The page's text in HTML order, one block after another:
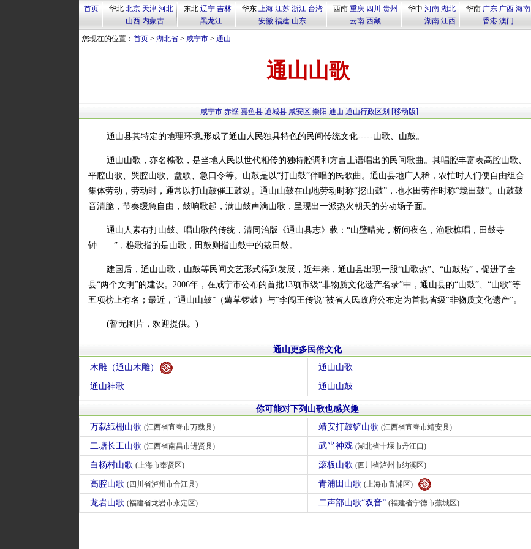
首页 华北 北京 天津 河北
山西 内蒙古
东北 辽宁 吉林
黑龙江
华东 上海 江苏 浙江 台湾
安徽 福建 山东
西南 重庆 四川 贵州
云南 西藏
华中 河南 湖北
湖南 江西
华南 广东 广西 海南
香港 澳门
您现在的位置： 首页> 湖北省> 咸宁市> 通山
通山山歌
咸宁市 赤壁 嘉鱼县 通城县 咸安区 崇阳 通山 通山行政区划 [移动版]
通山县其特定的地理环境,形成了通山人民独具特色的民间传统文化-----山歌、山鼓。
通山山歌，亦名樵歌，是当地人民以世代相传的独特腔调和方言土语唱出的民间歌曲。其唱腔丰富表高腔山歌、
平腔山歌、哭腔山歌、盘歌、急口令等。山鼓是以“打山鼓”伴唱的民歌曲。通山县地广人稀，农忙时人们便自由组合
集体劳动，劳动时，通常以打山鼓催工鼓劲。通山山鼓在山地劳动时称“挖山鼓”，地水田劳作时称“栽田鼓”。山鼓鼓
音清脆，节奏缓急自由，鼓响歌起，满山鼓声满山歌，呈现出一派热火朝天的劳动场子面。
通山人素有打山鼓、唱山歌的传统，清同治版《通山县志》载：“山壁晴光，桥间夜色，渔歌樵唱，田鼓寺
钟……”，樵歌指的是山歌，田鼓则指山鼓中的栽田鼓。
建国后，通山山歌，山鼓等民间文艺形式得到发展，近年来，通山县出现一股“山歌热”、“山鼓热”，促进了全
县“两个文明”的建设。2006年，在咸宁市公布的首批13项市级“非物质文化遗产名录”中，通山县的“山鼓”、“山歌”等
五项榜上有名；最近，“通山山鼓”（薅草锣鼓）与“李闯王传说”被省人民政府公布定为首批省级“非物质文化遗产”。
(暂无图片，欢迎提供。)
通山更多民俗文化
木雕（通山木雕）
通山山歌
通山神歌 通山山鼓
你可能对下列山歌也感兴趣
万载纸棚山歌 (江西省宜春市万载县) 靖安打鼓铲山歌 (江西省宜春市靖安县)
二塘长工山歌 (江西省南昌市进贤县) 武当神戏 (湖北省十堰市丹江口)
白杨村山歌 (上海市奉贤区) 滚板山歌 (四川省泸州市纳溪区)
高腔山歌 (四川省泸州市合江县) 青浦田山歌 (上海市青浦区)
龙岩山歌 (福建省龙岩市永定区) 二声部山歌“双音” (福建省宁德市蕉城区)